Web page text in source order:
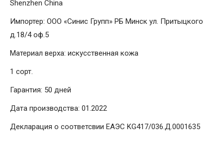
Shenzhen China
Импортер: ООО «Синис Групп» РБ Минск ул. Притыцкого
д.18/4 оф.5
Материал верха: искусственная кожа
1 сорт.
Гарантия: 50 дней
Дата производства: 01.2022
Декларация о соответсвии ЕАЭС KG417/036.Д.0001635